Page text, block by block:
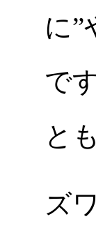
に”
で
と
ズ